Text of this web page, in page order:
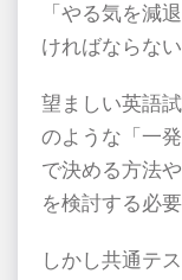
「やる気を減
ければならない
望ましい英語
のような「一
で決める方法
を検討する必
しかし共通テ